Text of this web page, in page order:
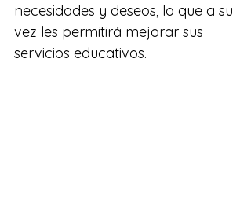
necesidades y deseos, lo que a su
vez les permitirá mejorar sus
servicios educativos.